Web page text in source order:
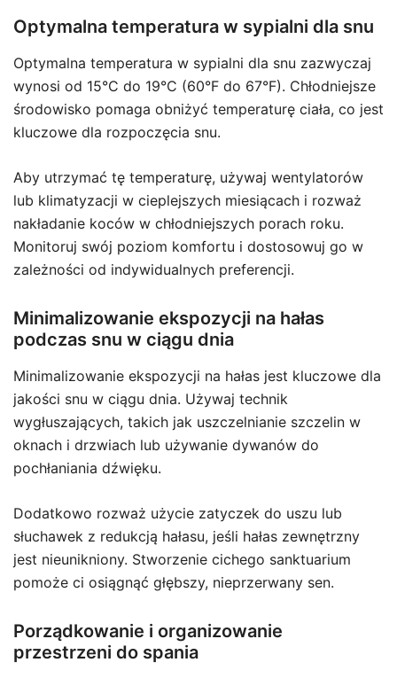
Optymalna temperatura w sypialni dla snu
Optymalna temperatura w sypialni dla snu zazwyczaj
wynosi od 15°C do 19°C (60°F do 67°F). Chłodniejsze
środowisko pomaga obniżyć temperaturę ciała, co jest
kluczowe dla rozpoczęcia snu.
Aby utrzymać tę temperaturę, używaj wentylatorów
lub klimatyzacji w cieplejszych miesiącach i rozważ
nakładanie koców w chłodniejszych porach roku.
Monitoruj swój poziom komfortu i dostosowuj go w
zależności od indywidualnych preferencji.
Minimalizowanie ekspozycji na hałas
podczas snu w ciągu dnia
Minimalizowanie ekspozycji na hałas jest kluczowe dla
jakości snu w ciągu dnia. Używaj technik
wygłuszających, takich jak uszczelnianie szczelin w
oknach i drzwiach lub używanie dywanów do
pochłaniania dźwięku.
Dodatkowo rozważ użycie zatyczek do uszu lub
słuchawek z redukcją hałasu, jeśli hałas zewnętrzny
jest nieunikniony. Stworzenie cichego sanktuarium
pomoże ci osiągnąć głębszy, nieprzerwany sen.
Porządkowanie i organizowanie
przestrzeni do spania